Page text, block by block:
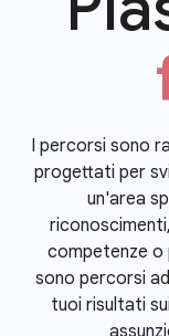
I percorsi sono
progettati per
un'area
competenze o
sono percorsi
tuoi risultati